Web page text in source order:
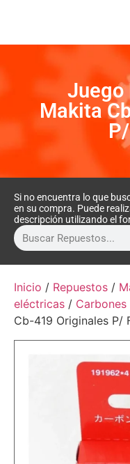
Juego
Makita
Si no encuentra lo que
en su compra. Puede
descripción utilizando el
Inicio / Repuestos /
eléctricas / Carbones
Cb-419 Originales P/